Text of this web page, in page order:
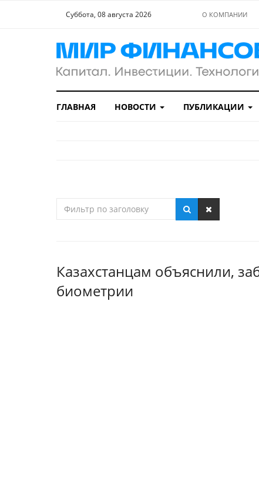
Суббота, 08 августа 2026 О КОМПАНИИ
ГЛАВНАЯ НОВОСТИ ПУБЛИКАЦИИ
Казахстанцам объяснили,
биометрии